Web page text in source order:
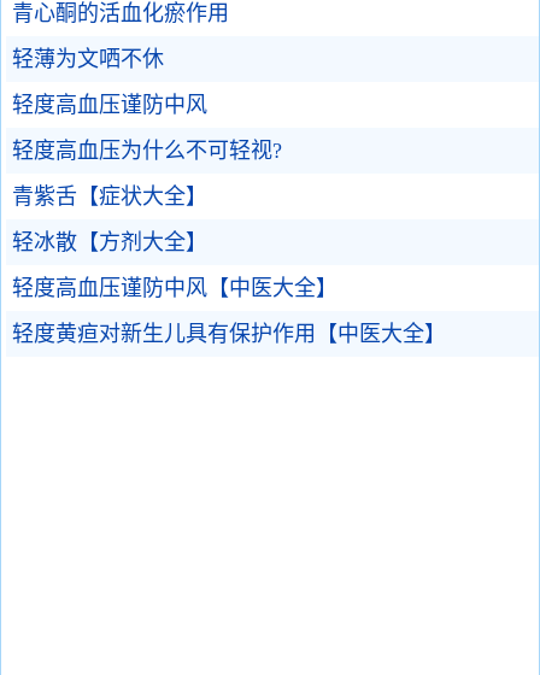
青心酮的活血化瘀作用
轻薄为文哂不休
轻度高血压谨防中风
轻度高血压为什么不可轻视?
青紫舌【症状大全】
轻冰散【方剂大全】
轻度高血压谨防中风【中医大全】
轻度黄疸对新生儿具有保护作用【中医大全】